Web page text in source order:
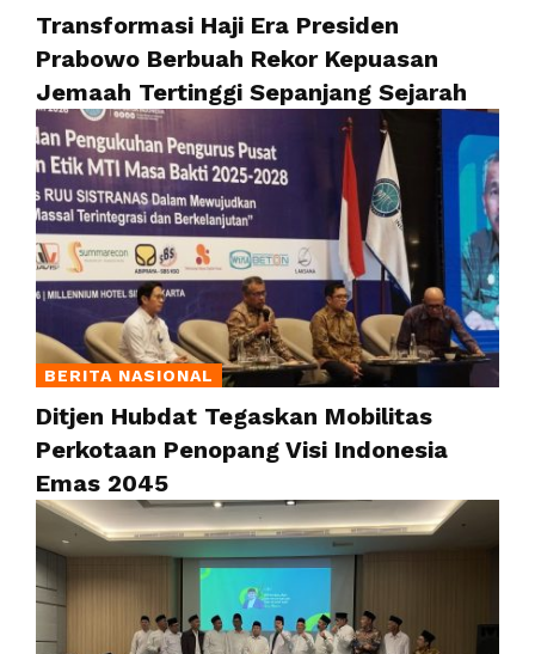
Transformasi Haji Era Presiden
Prabowo Berbuah Rekor Kepuasan
Jemaah Tertinggi Sepanjang Sejarah
BERITA NASIONAL
Ditjen Hubdat Tegaskan Mobilitas
Perkotaan Penopang Visi Indonesia
Emas 2045